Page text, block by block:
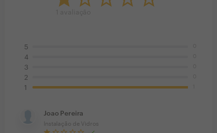
5
4
3
2
1
Joao Pereira
Instalação de Vidros